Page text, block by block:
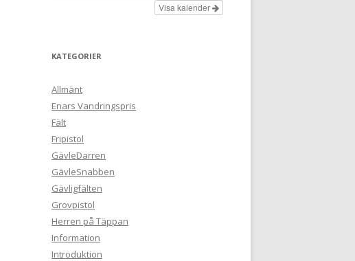
Visa kalender
KATEGORIER
Allmänt
Enars Vandringspris
Fält
Fripistol
GävleDarren
GävleSnabben
Gävligfälten
Grovpistol
Herren på Täppan
Information
Introduktion